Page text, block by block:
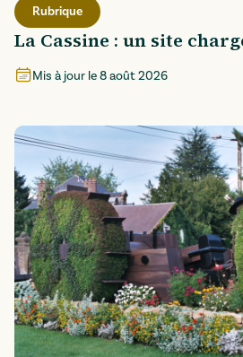
Rubrique
La Cassine : un site
Mis à jour le8 août 2026